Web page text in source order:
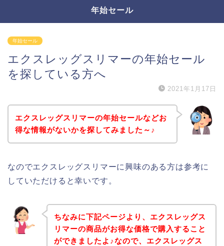
年始セール
年始セール
エクスレッグスリマーの年始セール
を探している方へ
2021年1月17日
エクスレッグスリマーの年始セールなどお
得な情報がないかを探してみました～♪
なのでエクスレッグスリマーに興味のある方は参考に
していただけると幸いです。
ちなみに下記ページより、エクスレッグス
リマーの商品がお得な価格で購入すること
ができましたよ♪なので、エクスレッグス